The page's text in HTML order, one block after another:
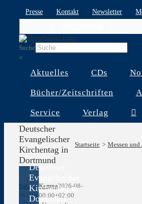
Presse Kontakt Newsletter
Suche
×
Aktuelles CDs
Bücher/Zeitschriften
Service Verlag
Deutscher
Evangelischer
Kirchentag in
Dortmund
Startseite Messen
Sabine Kemna2026-08-
06T00:00:00+02:00
Deutscher
Evangelischer
Kirchentag in
Dortmund